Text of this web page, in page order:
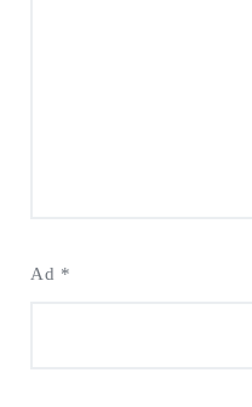
Ad *